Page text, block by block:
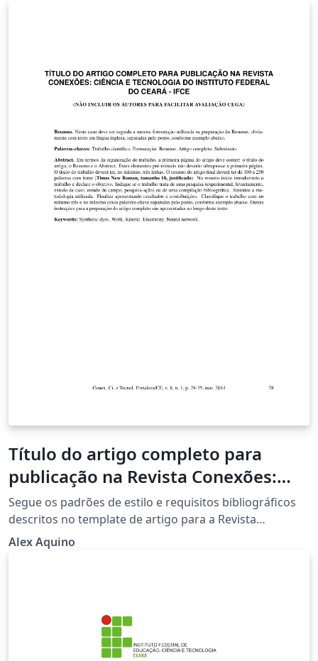
Título do artigo completo para
publicação na Revista Conexões:
Ciência e Tecnologia do Instituto
Federal do Ceará - IFCE
Segue os padrões de estilo e requisitos bibliográficos
descritos no template de artigo para a Revista
Conexões Ciência e Tecnologia. (Utlizando como base o
modelo LaTeX do site).
Alex Aquino